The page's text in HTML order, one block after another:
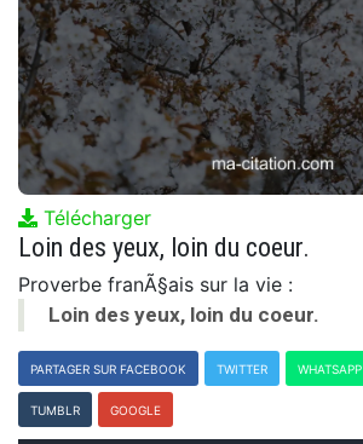
Télécharger
Loin des yeux, loin du coeur.
Proverbe franÃ§ais sur la vie :
Loin des yeux, loin du coeur.
PARTAGER SUR FACEBOOK TWITTER WHATSAPP
TUMBLR GOOGLE